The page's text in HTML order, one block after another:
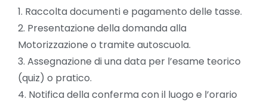
1. Raccolta documenti e pagamento delle tasse.
2. Presentazione della domanda alla
Motorizzazione o tramite autoscuola.
3. Assegnazione di una data per l’esame teorico
(quiz) o pratico.
4. Notifica della conferma con il luogo e l’orario